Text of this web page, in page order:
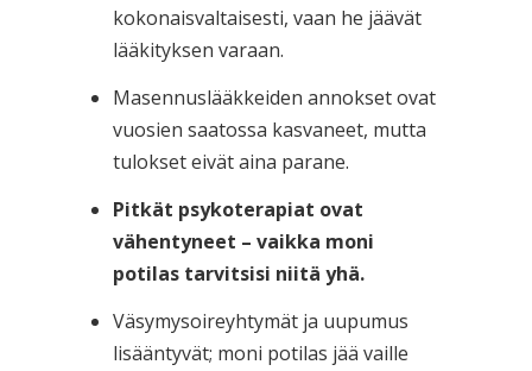
kokonaisvaltaisesti, vaan he jäävät
lääkityksen varaan.
Masennuslääkkeiden annokset ovat
vuosien saatossa kasvaneet, mutta
tulokset eivät aina parane.
Pitkät psykoterapiat ovat
vähentyneet – vaikka moni
potilas tarvitsisi niitä yhä.
Väsymysoireyhtymät ja uupumus
lisääntyvät; moni potilas jää vaille